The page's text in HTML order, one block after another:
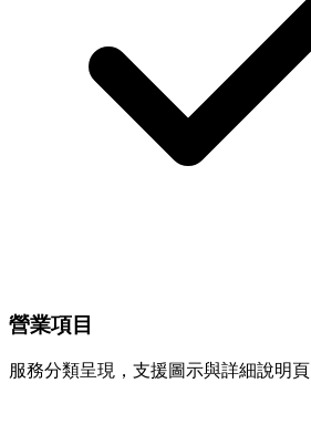
營業項目
服務分類呈現，支援圖示與詳細說明頁